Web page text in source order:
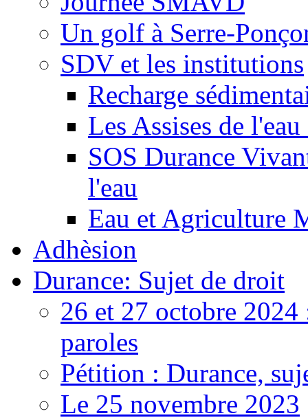
Un golf à Serre-
SDV et les institutions
Recharge
Les Assises de
SOS Durance
l'eau
Eau et Agriculture
Adhèsion
Durance: Sujet de droit
26 et 27 octobre 2024
paroles
Pétition : Durance,
Le 25 novembre 2023